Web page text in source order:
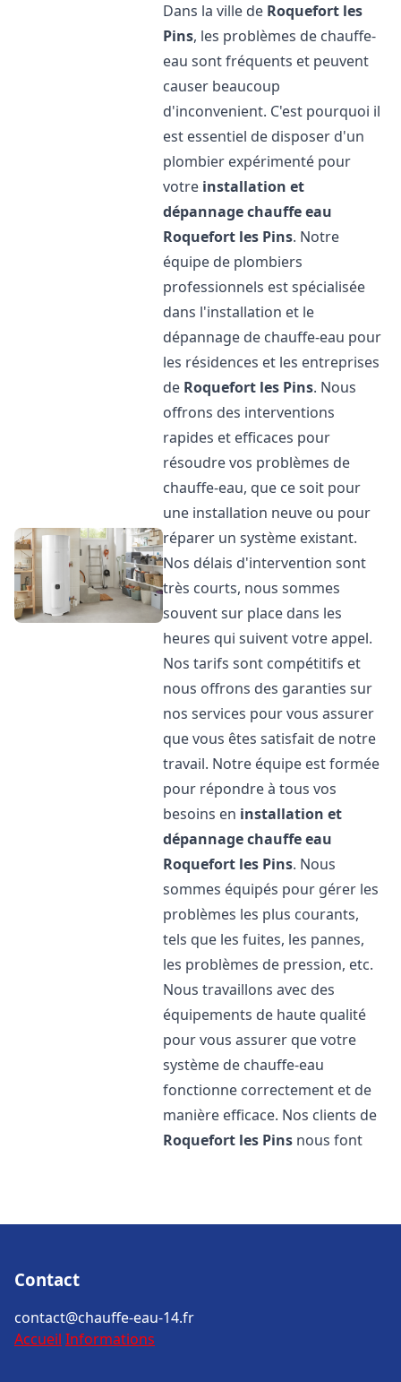
Dans la ville de Roquefort les
Pins, les problèmes de chauffe-
eau sont fréquents et peuvent
causer beaucoup
d'inconvenient. C'est pourquoi il
est essentiel de disposer d'un
plombier expérimenté pour
votre installation et
dépannage chauffe eau
Roquefort les Pins. Notre
équipe de plombiers
professionnels est spécialisée
dans l'installation et le
dépannage de chauffe-eau pour
les résidences et les entreprises
de Roquefort les Pins. Nous
offrons des interventions
rapides et efficaces pour
résoudre vos problèmes de
chauffe-eau, que ce soit pour
une installation neuve ou pour
réparer un système existant.
Nos délais d'intervention sont
très courts, nous sommes
souvent sur place dans les
heures qui suivent votre appel.
Nos tarifs sont compétitifs et
nous offrons des garanties sur
nos services pour vous assurer
que vous êtes satisfait de notre
travail. Notre équipe est formée
pour répondre à tous vos
besoins en installation et
dépannage chauffe eau
Roquefort les Pins. Nous
sommes équipés pour gérer les
problèmes les plus courants,
tels que les fuites, les pannes,
les problèmes de pression, etc.
Nous travaillons avec des
équipements de haute qualité
pour vous assurer que votre
système de chauffe-eau
fonctionne correctement et de
manière efficace. Nos clients de
Roquefort les Pins nous font
Contact
contact@chauffe-eau-14.fr
Accueil Informations